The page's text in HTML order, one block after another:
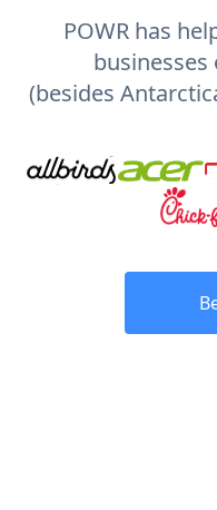
POWR has
(besides